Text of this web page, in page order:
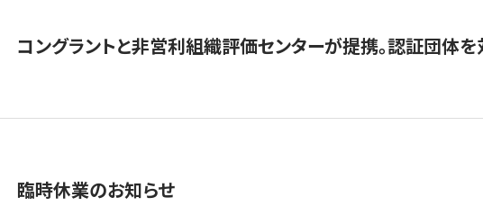
コングラントと非営利組織評価センターが提携。認証団体
臨時休業のお知らせ